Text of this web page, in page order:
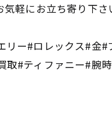
軽にお立ち寄り下さ
ー#ロレックス#金
#ティファニー#